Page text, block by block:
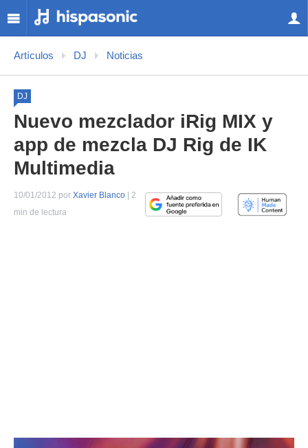
Artículos DJ Noticias
DJ
Nuevo mezclador iRig MIX y
app de mezcla DJ Rig de IK
Multimedia
10/01/2012 por Xavier Blanco | 2
min de lectura